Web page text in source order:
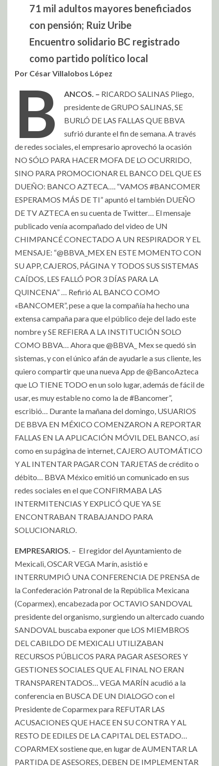
71 mil adultos mayores beneficiados
con pensión; Ruiz Uribe
Encuentro solidario BC registrado
como partido político local
Por César Villalobos López
B ANCOS. – RICARDO SALINAS Pliego,
presidente de GRUPO SALINAS, SE
BURLÓ DE LAS FALLAS QUE BBVA
sufrió durante el fin de semana. A través
de redes sociales, el empresario aprovechó la ocasión
NO SÓLO PARA HACER MOFA DE LO OCURRIDO,
SINO PARA PROMOCIONAR EL BANCO DEL QUE ES
DUEÑO: BANCO AZTECA…. “VAMOS #BANCOMER
ESPERAMOS MÁS DE TI” apuntó el también DUEÑO
DE TV AZTECA en su cuenta de Twitter… El mensaje
publicado venía acompañado del video de UN
CHIMPANCÉ CONECTADO A UN RESPIRADOR Y EL
MENSAJE: “@BBVA_MEX EN ESTE MOMENTO CON
SU APP, CAJEROS, PÁGINA Y TODOS SUS SISTEMAS
CAÍDOS, LES FALLÓ POR 3 DÍAS PARA LA
QUINCENA” … Refirió AL BANCO COMO
«BANCOMER”, pese a que la compañía ha hecho una
extensa campaña para que el público deje del lado este
nombre y SE REFIERA A LA INSTITUCIÓN SOLO
COMO BBVA… Ahora que @BBVA_ Mex se quedó sin
sistemas, y con el único afán de ayudarle a sus cliente, les
quiero compartir que una nueva App de @BancoAzteca
que LO TIENE TODO en un solo lugar, además de fácil de
usar, es muy estable no como la de #Bancomer”,
escribió… Durante la mañana del domingo, USUARIOS
DE BBVA EN MÉXICO COMENZARON A REPORTAR
FALLAS EN LA APLICACIÓN MÓVIL DEL BANCO, así
como en su página de internet, CAJERO AUTOMÁTICO
Y AL INTENTAR PAGAR CON TARJETAS de crédito o
débito… BBVA México emitió un comunicado en sus
redes sociales en el que CONFIRMABA LAS
INTERMITENCIAS Y EXPLICÓ QUE YA SE
ENCONTRABAN TRABAJANDO PARA
SOLUCIONARLO.
EMPRESARIOS. – El regidor del Ayuntamiento de
Mexicali, OSCAR VEGA Marín, asistió e
INTERRUMPIÓ UNA CONFERENCIA DE PRENSA de
la Confederación Patronal de la República Mexicana
(Coparmex), encabezada por OCTAVIO SANDOVAL
presidente del organismo, surgiendo un altercado cuando
SANDOVAL buscaba exponer que LOS MIEMBROS
DEL CABILDO DE MEXICALI UTILIZABAN
RECURSOS PÚBLICOS PARA PAGAR ASESORES Y
GESTIONES SOCIALES QUE AL FINAL NO ERAN
TRANSPARENTADOS… VEGA MARÍN acudió a la
conferencia en BUSCA DE UN DIALOGO con el
Presidente de Coparmex para REFUTAR LAS
ACUSACIONES QUE HACE EN SU CONTRA Y AL
RESTO DE EDILES DE LA CAPITAL DEL ESTADO…
COPARMEX sostiene que, en lugar de AUMENTAR LA
PARTIDA DE ASESORES, DEBEN DE IMPLEMENTAR